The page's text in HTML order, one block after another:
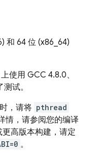
和 64 位 (x86_64)
使用 GCC 4.8.0、
试。
，请将 pthread
情，请参阅您的编译
高版本构建，请定
。